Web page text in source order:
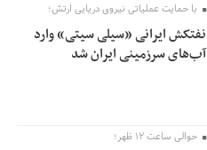
با حمایت عملیاتی نیروی دریایی ارتش؛
نفتکش ایرانی «سیلی سیتی» وارد
آب‌های سرزمینی ایران شد
حوالی ساعت ۱۲ ظهر؛